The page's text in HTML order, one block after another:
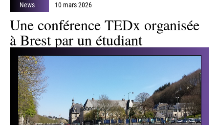
News 10 mars 2026
Une conférence TEDx organisée
à Brest par un étudiant